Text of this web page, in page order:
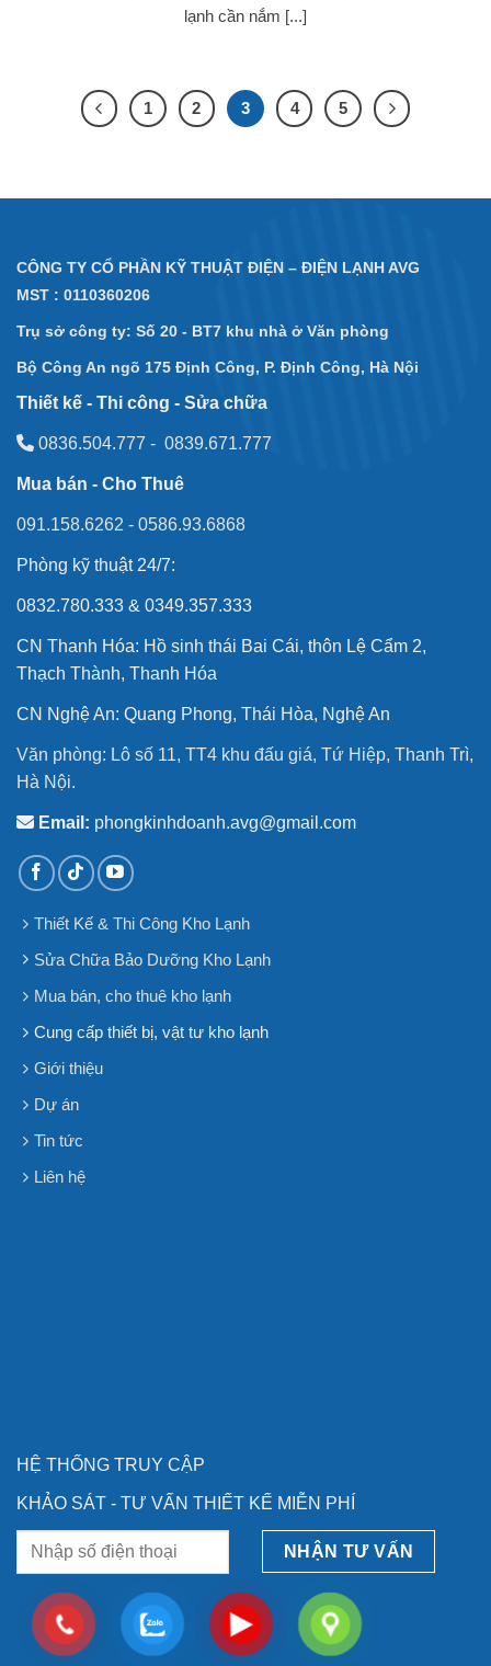
lạnh cần nắm [...]
1 2 3 4 5
CÔNG TY CỔ PHẦN KỸ THUẬT ĐIỆN – ĐIỆN LẠNH AVG
MST : 0110360206
Trụ sở công ty: Số 20 - BT7 khu nhà ở Văn phòng
Bộ Công An ngõ 175 Định Công, P. Định Công, Hà Nội
Thiết kế - Thi công - Sửa chữa
0836.504.777 - 0839.671.777
Mua bán - Cho Thuê
091.158.6262 - 0586.93.6868
Phòng kỹ thuật 24/7:
0832.780.333 & 0349.357.333
CN Thanh Hóa: Hồ sinh thái Bai Cái, thôn Lệ Cẩm 2,
Thạch Thành, Thanh Hóa
CN Nghệ An: Quang Phong, Thái Hòa, Nghệ An
Văn phòng: Lô số 11, TT4 khu đấu giá, Tứ Hiệp, Thanh Trì,
Hà Nội.
Email: phongkinhdoanh.avg@gmail.com
Thiết Kế & Thi Công Kho Lạnh
Sửa Chữa Bảo Dưỡng Kho Lạnh
Mua bán, cho thuê kho lạnh
Cung cấp thiết bị, vật tư kho lạnh
Giới thiệu
Dự án
Tin tức
Liên hệ
HỆ THỐNG TRUY CẬP
KHẢO SÁT - TƯ VẤN THIẾT KẾ MIỄN PHÍ